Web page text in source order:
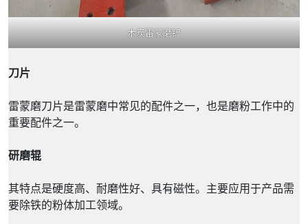
木炭雷蒙磨铲
刀片
雷蒙磨刀片是雷蒙磨中常见的配件之一，也是磨粉工作中的
重要配件之一。
研磨辊
其特点是硬度高、耐磨性好、具有磁性。主要应用于产品需
要除铁的粉体加工领域。